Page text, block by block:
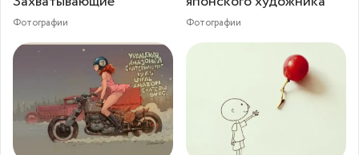
Фотографии Фотографии